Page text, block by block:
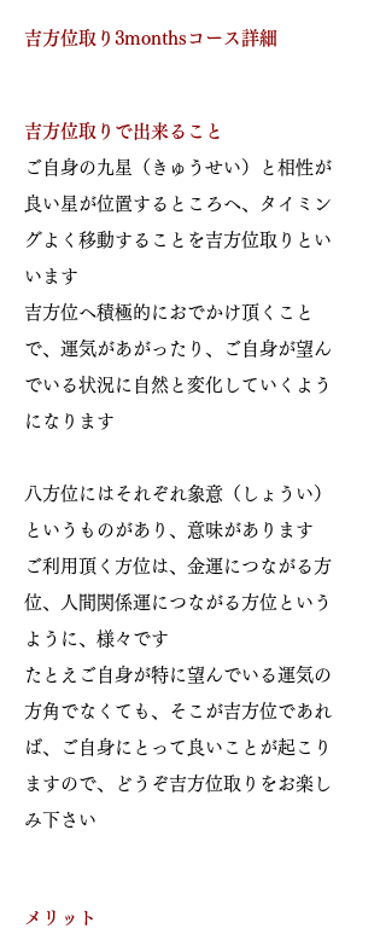
吉方位取り3monthsコース詳細
吉方位取りで出来ること
​ご自身の九星（きゅうせい）と相性が
良い星が位置するところへ、タイミン
グよく移動することを吉方位取りとい
います
吉方位へ積極的におでかけ頂くこと
で、運気があがったり、ご自身が望ん
でいる状況に自然と変化していくよう
になります
八方位にはそれぞれ象意（しょうい）
というものがあり、意味があります
ご利用頂く方位は、金運につながる方
位、人間関係運につながる方位という
ように、様々です
たとえご自身が特に望んでいる運気の
方角でなくても、そこが吉方位であれ
ば、ご自身にとって良いことが起こり
ますので、どうぞ吉方位取りをお楽し
み下さい
メリット